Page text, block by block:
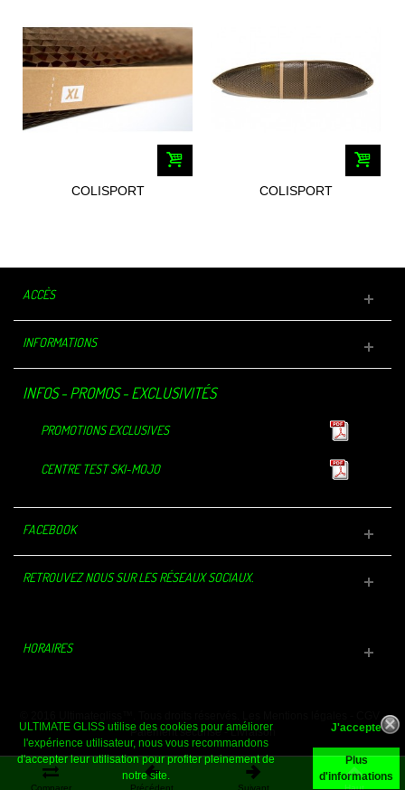
ULTIMATE GLISS utilise des cookies pour améliorer
l'expérience utilisateur, nous vous recommandons
d'accepter leur utilisation pour profiter pleinement de
notre site.
Plus
d'informations
COLISPORT
COLISPORT
ACCÈS
INFORMATIONS
INFOS - PROMOS - EXCLUSIVITÉS
PROMOTIONS EXCLUSIVES
CENTRE TEST SKI-MOJO
FACEBOOK
RETROUVEZ NOUS SUR LES RÉSEAUX SOCIAUX.
HORAIRES
-
Paiement sécurisé-Livraison
Comparer Précédent Suivant Haut